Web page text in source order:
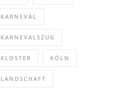
KARNEVAL
KARNEVALSZUG
KLOSTER KÖLN
LANDSCHAFT